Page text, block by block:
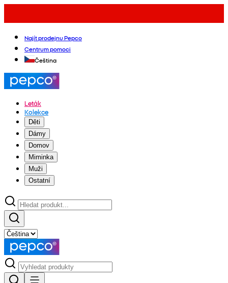
Najít prodejnu Pepco
Centrum pomoci
Čeština
Leták
Kolekce
Děti
Dámy
Domov
Miminka
Muži
Ostatní